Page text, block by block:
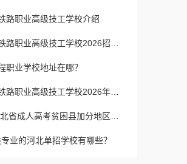
路职业高级技工学校介绍
职业高级技工学校2026招生简章
职业学校地址在哪？
职业高级技工学校2026年招生简章
省成人高考贫困县加分地区名单
业的河北单招学校有哪些？